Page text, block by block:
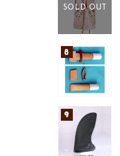
SOLD OUT